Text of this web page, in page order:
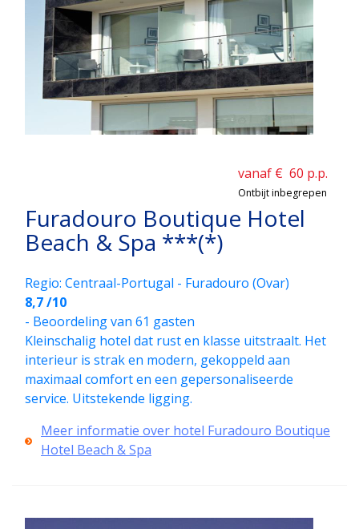
vanaf € 60 p.p.
Ontbijt inbegrepen
Furadouro Boutique Hotel
Beach & Spa ***(*)
Regio: Centraal-Portugal - Furadouro (Ovar)
8,7 /10
- Beoordeling van 61 gasten
Klein­schalig hotel dat rust en klasse uitstraalt. Het
interieur is strak en modern, gekoppeld aan
maximaal comfort en een gepersonaliseerde
service. Uitstekende ligging.
Meer informatie over hotel Furadouro Boutique
Hotel Beach & Spa